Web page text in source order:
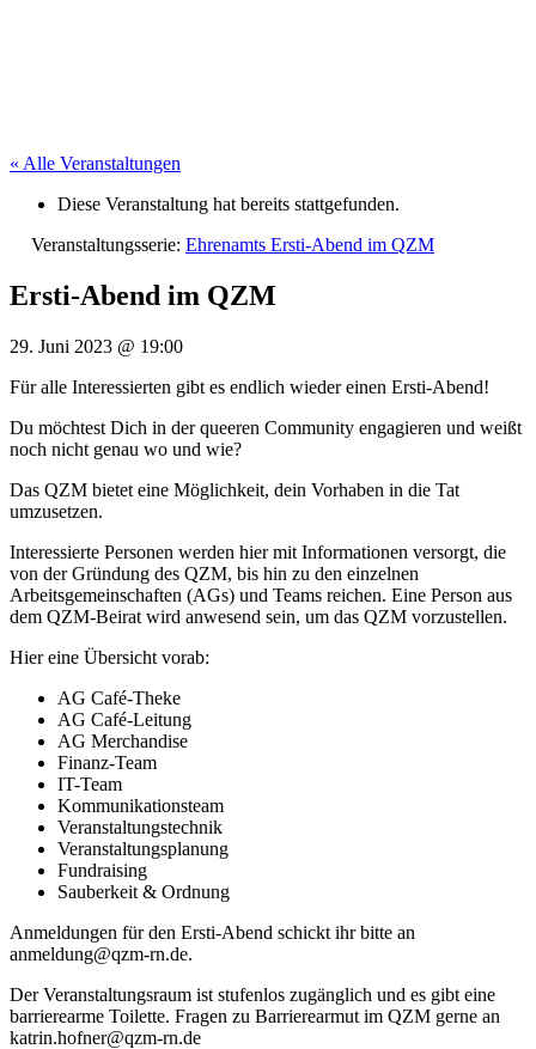
« Alle Veranstaltungen
Diese Veranstaltung hat bereits stattgefunden.
Veranstaltungsserie: Ehrenamts Ersti-Abend im QZM
Ersti-Abend im QZM
29. Juni 2023 @ 19:00
Für alle Interessierten gibt es endlich wieder einen Ersti-Abend!
Du möchtest Dich in der queeren Community engagieren und weißt
noch nicht genau wo und wie?
Das QZM bietet eine Möglichkeit, dein Vorhaben in die Tat
umzusetzen.
Interessierte Personen werden hier mit Informationen versorgt, die
von der Gründung des QZM, bis hin zu den einzelnen
Arbeitsgemeinschaften (AGs) und Teams reichen. Eine Person aus
dem QZM-Beirat wird anwesend sein, um das QZM vorzustellen.
Hier eine Übersicht vorab:
AG Café-Theke
AG Café-Leitung
AG Merchandise
Finanz-Team
IT-Team
Kommunikationsteam
Veranstaltungstechnik
Veranstaltungsplanung
Fundraising
Sauberkeit & Ordnung
Anmeldungen für den Ersti-Abend schickt ihr bitte an
anmeldung@qzm-rn.de.
Der Veranstaltungsraum ist stufenlos zugänglich und es gibt eine
barrierearme Toilette. Fragen zu Barrierearmut im QZM gerne an
katrin.hofner@qzm-rn.de